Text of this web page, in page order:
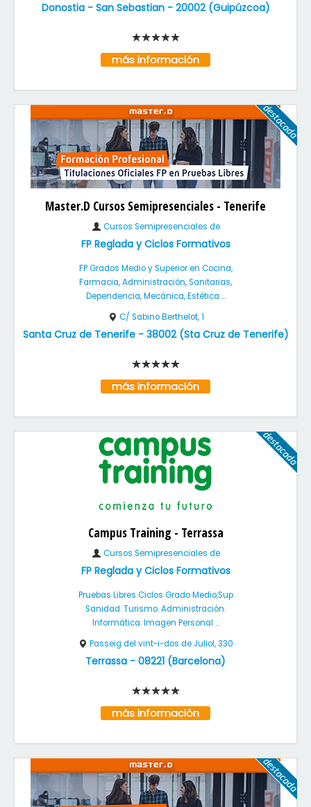
Donostia - San Sebastian- 20002(Guipúzcoa)
más información
Master.D Cursos Semipresenciales - Tenerife
Cursos Semipresenciales de
FP Reglada y Ciclos Formativos
FP Grados Medio y Superior en Cocina,
Farmacia, Administración, Sanitarias,
Dependencia, Mecánica, Estética ...
C/ Sabino Berthelot, 1
Santa Cruz de Tenerife- 38002(Sta Cruz de Tenerife)
más información
Campus Training - Terrassa
Cursos Semipresenciales de
FP Reglada y Ciclos Formativos
Pruebas Libres Ciclos Grado Medio,Sup
Sanidad. Turismo. Administración.
Informática. Imagen Personal ...
Passeig del vint-i-dos de Juliol, 330
Terrassa - 08221 (Barcelona)
más información